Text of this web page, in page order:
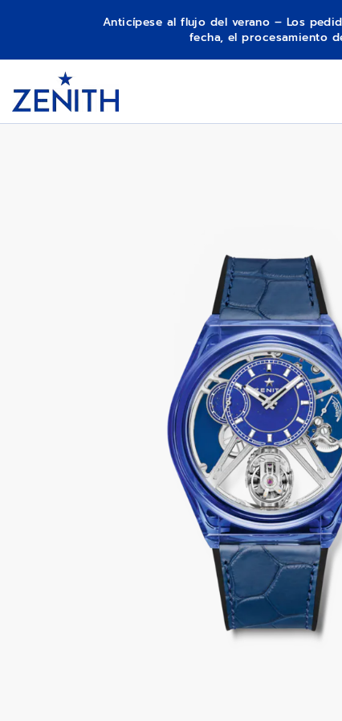
Anticípese al flujo del verano – Los
fecha, el procesamiento
1